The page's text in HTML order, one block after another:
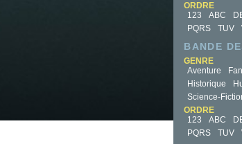
ORDRE
123
ABC
PQRS
TUV
BANDE
GENRE
Aventure
Historique
Science-
ORDRE
123
ABC
PQRS
TUV